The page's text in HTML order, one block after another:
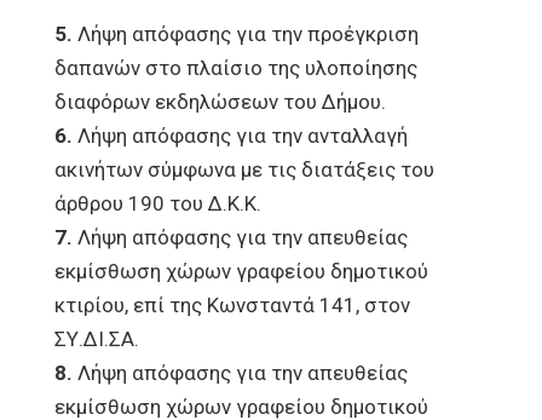
5. Λήψη απόφασης για την προέγκριση
δαπανών στο πλαίσιο της υλοποίησης
διαφόρων εκδηλώσεων του Δήμου.
6. Λήψη απόφασης για την ανταλλαγή
ακινήτων σύμφωνα με τις διατάξεις του
άρθρου 190 του Δ.Κ.Κ.
7. Λήψη απόφασης για την απευθείας
εκμίσθωση χώρων γραφείου δημοτικού
κτιρίου, επί της Κωνσταντά 141, στον
ΣΥ.ΔΙ.ΣΑ.
8. Λήψη απόφασης για την απευθείας
εκμίσθωση χώρων γραφείου δημοτικού